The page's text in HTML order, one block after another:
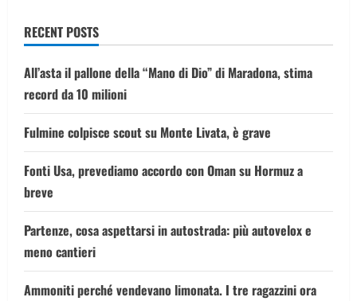
RECENT POSTS
All’asta il pallone della “Mano di Dio” di Maradona, stima
record da 10 milioni
Fulmine colpisce scout su Monte Livata, è grave
Fonti Usa, prevediamo accordo con Oman su Hormuz a
breve
Partenze, cosa aspettarsi in autostrada: più autovelox e
meno cantieri
Ammoniti perché vendevano limonata. I tre ragazzini ora